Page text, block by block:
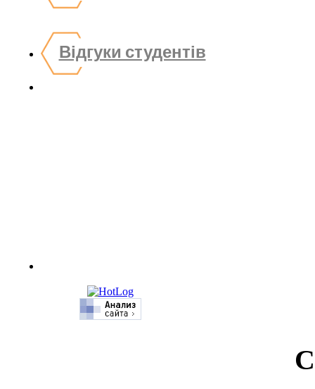
Відгуки студентів